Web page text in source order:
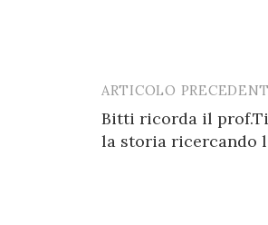
Post
navigation
ARTICOLO
Bitti ricorda il
la storia ricercando